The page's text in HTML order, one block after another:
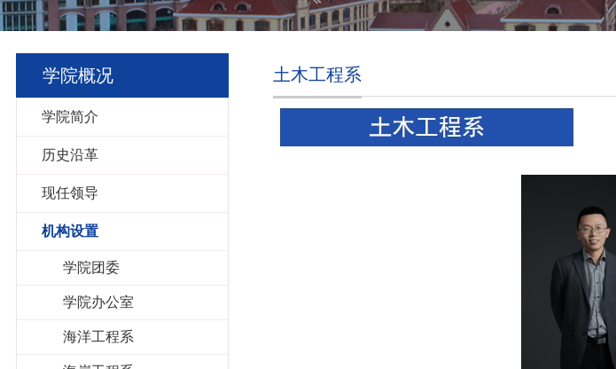
学院概况
学院简介
历史沿革
现任领导
机构设置
学院团委
学院办公室
海洋工程系
土木工程系